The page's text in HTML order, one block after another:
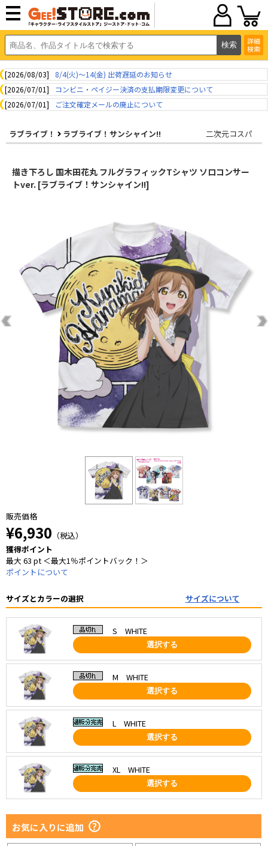
詳細
検索
[2026/08/03]
8/4(火)～14(金) 出荷遅延のお知らせ
[2026/07/01]
コンビニ・ペイジー決済の支払期限変更について
[2026/07/01]
ご注文確定メールの廃止について
ラブライブ！ ラブライブ！サンシャイン!! 二次元コスパ
描き下ろし 国木田花丸 フルグラフィックTシャツ ソロコンサー
トver. [ラブライブ！サンシャイン!!]
販売価格
¥6,930 （税込）
獲得ポイント
最大 63 pt ＜最大1％ポイントバック！＞
ポイントについて
サイズとカラーの選択 サイズについて
S WHITE
選択する
M WHITE
選択する
L WHITE
選択する
XL WHITE
選択する
お気に入りに追加